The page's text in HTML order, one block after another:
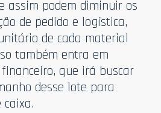
assim podem diminuir os
de pedido e logística,
de cada material
também entra em
que irá buscar
desse lote para